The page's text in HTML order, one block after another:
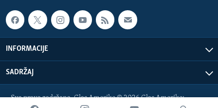
INFORMACIJE
SADRŽAJ
Sva prava zadržana. Glas Amerike © 2026 Glas Amerike: